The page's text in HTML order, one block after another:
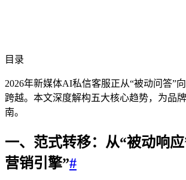
目录
2026年新媒体AI私信客服正从“被动问答”
跨越。本文深度解构五大核心趋势，为品
南。
一、范式转移：从“被动响
营销引擎”#